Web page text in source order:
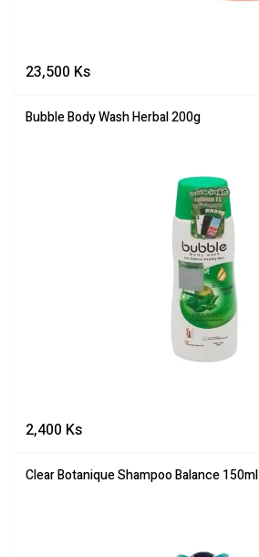
23,500 Ks
Bubble Body Wash Herbal 200g
2,400 Ks
Clear Botanique Shampoo Balance 150ml